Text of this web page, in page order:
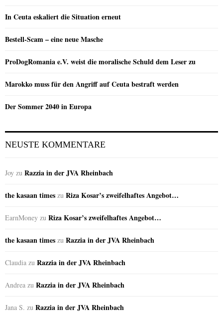
In Ceuta eskaliert die Situation erneut
Bestell-Scam – eine neue Masche
ProDogRomania e.V. weist die moralische Schuld dem Leser zu
Marokko muss für den Angriff auf Ceuta bestraft werden
Der Sommer 2040 in Europa
NEUSTE KOMMENTARE
Joy zu Razzia in der JVA Rheinbach
the kasaan times zu Riza Kosar’s zweifelhaftes Angebot…
EarnMoney zu Riza Kosar’s zweifelhaftes Angebot…
the kasaan times zu Razzia in der JVA Rheinbach
Claudia zu Razzia in der JVA Rheinbach
Andrea zu Razzia in der JVA Rheinbach
Jana S. zu Razzia in der JVA Rheinbach